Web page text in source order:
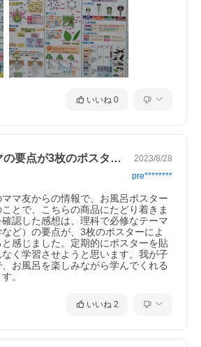
いいね 0
理科の必修テーマの要点が3枚のポスターに 2023/8/28
pre********
マ友からの情報で、お風呂ポスター
とで、こちらの商品にたどり着きま
認した感想は、理科で必修なテーマ
など）の要点が、3枚のポスターによ
感じました。定期的にポスターを貼
く学習させようと思います。我が子
お風呂を楽しみながら学んでくれる
。
いいね 2